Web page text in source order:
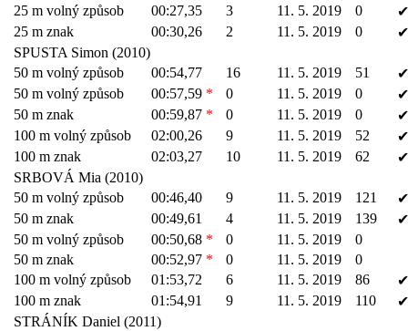
25 m volný způsob
00:27,35 3 11. 5. 2019 0
✔
25 m znak
00:30,26 2 11. 5. 2019 0
✔
SPUSTA Simon (2010)
50 m volný způsob
00:54,77 16 11. 5. 2019 51
✔
50 m volný způsob
00:57,59 * 0 11. 5. 2019 0
✔
50 m znak
00:59,87 * 0 11. 5. 2019 0
✔
100 m volný způsob
02:00,26 9 11. 5. 2019 52
✔
100 m znak
02:03,27 10 11. 5. 2019 62
✔
SRBOVÁ Mia (2010)
50 m volný způsob
00:46,40 9 11. 5. 2019 121
✔
50 m znak
00:49,61 4 11. 5. 2019 139
✔
50 m volný způsob
00:50,68 * 0 11. 5. 2019
0
50 m znak
00:52,97 * 0 11. 5. 2019
0
100 m volný způsob
01:53,72 6 11. 5. 2019 86
✔
100 m znak
01:54,91 9 11. 5. 2019 110
✔
STRÁNÍK Daniel (2011)